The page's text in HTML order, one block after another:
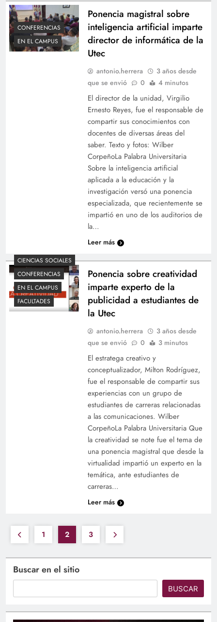
CONFERENCIAS
EN EL CAMPUS
Ponencia magistral sobre
inteligencia artificial imparte
director de informática de la
Utec
antonio.herrera
3 años desde
que se envió
0 4 minutos
El director de la unidad, Virgilio
Ernesto Reyes, fue el responsable de
compartir sus conocimientos con
docentes de diversas áreas del
saber. Texto y fotos: Wilber
CorpeñoLa Palabra Universitaria
Sobre la inteligencia artificial
aplicada a la educación y la
investigación versó una ponencia
especializada, que recientemente se
impartió en uno de los auditorios de
la…
Leer más
CIENCIAS SOCIALES
CONFERENCIAS
EN EL CAMPUS
FACULTADES
Ponencia sobre creatividad
imparte experto de la
publicidad a estudiantes de
la Utec
antonio.herrera
3 años desde
que se envió
0 3 minutos
El estratega creativo y
conceptualizador, Milton Rodríguez,
fue el responsable de compartir sus
experiencias con un grupo de
estudiantes de carreras relacionadas
a las comunicaciones. Wilber
CorpeñoLa Palabra Universitaria Que
la creatividad se note fue el tema de
una ponencia magistral que desde la
virtualidad impartió un experto en la
temática, ante estudiantes de
carreras…
Leer más
1 2 3
Buscar en el sitio
BUSCAR